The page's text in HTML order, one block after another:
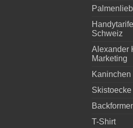
Schweiz
Alexander
Marketing
Kaninchen
Skistoecke
T-Shirt